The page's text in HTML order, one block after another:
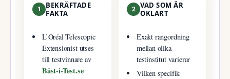
1
BEKRÄFTADE
FAKTA
L’Oréal Telescopic
Extensionist utses
till testvinnare av
Bäst-i-Test.se
2 VAD SOM ÄR
OKLART
Exakt rangordning
mellan olika
testinstitut varierar
Vilken specifik